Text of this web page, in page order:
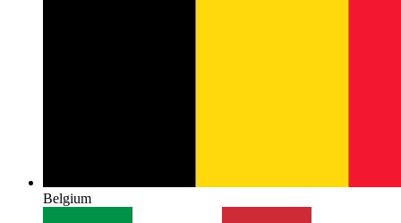
Belgium